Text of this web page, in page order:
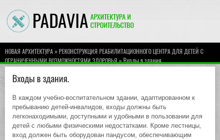
НОВАЯ АРХИТЕКТУРА»РЕКОНСТРУКЦИЯ РЕАБИЛИТАЦИОННОГО ЦЕНТРА ДЛЯ ДЕТЕЙ С
ОГРАНИЧЕННЫМИ ВОЗМОЖНОСТЯМИ ЗДОРОВЬЯ» Входы в здания.
Входы в здания.
В каждом учебно-воспитательном здании, адаптированном к
пребыванию детей-инвалидов, входы должны быть
легконаходимыми, доступными и удобными в пользовании для
детей с любыми физическими недостатками. Кроме лестницы,
вход должен быть оборудован пандусом, обеспечивающим